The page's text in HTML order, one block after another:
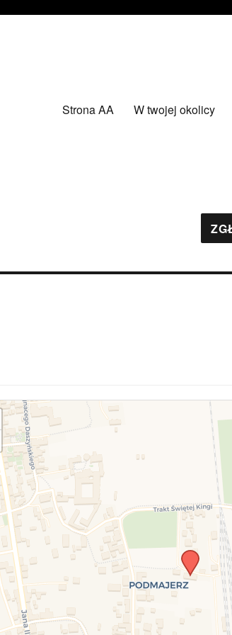
Strona AA W twojej okolicy